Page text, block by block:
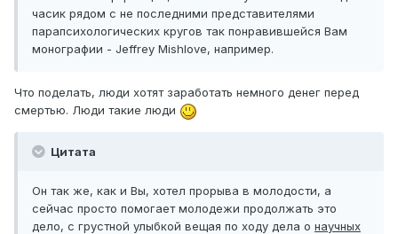
часик рядом с не последними представителями
парапсихологических кругов так понравившейся Вам
монографии - Jeffrey Mishlove, например.
Что поделать, люди хотят заработать немного денег перед
смертью. Люди такие люди
Цитата
Он так же, как и Вы, хотел прорыва в молодости, а
сейчас просто помогает молодежи продолжать это
дело, с грустной улыбкой вещая по ходу дела о научных